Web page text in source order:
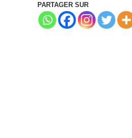
PARTAGER SUR